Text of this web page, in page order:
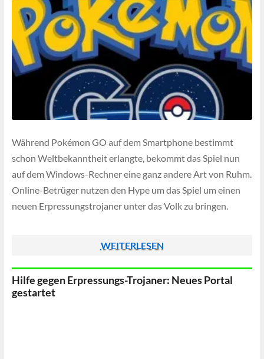
Während Pokémon GO auf dem Smartphone bestimmt
schon Weltbekanntheit erlangte, bekommt das Spiel nun
auf dem Windows-Rechner eine ganz andere Art von Ruhm.
Online-Betrüger nutzen den Hype um das Spiel um einen
neuen Erpressungstrojaner unter das Volk zu bringen.
WEITERLESEN
Hilfe gegen Erpressungs-Trojaner: Neues Portal
gestartet